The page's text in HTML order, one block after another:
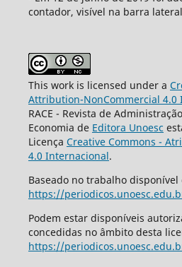
contador, visível na barra
This work is licensed under a
Attribution-NonCommercial 4.0
RACE - Revista de
Economia de Editora Unoesc
Licença Creative Commons -
4.0 Internacional.
Baseado no trabalho disponível
https://
Podem estar disponíveis
concedidas no âmbito desta
https://